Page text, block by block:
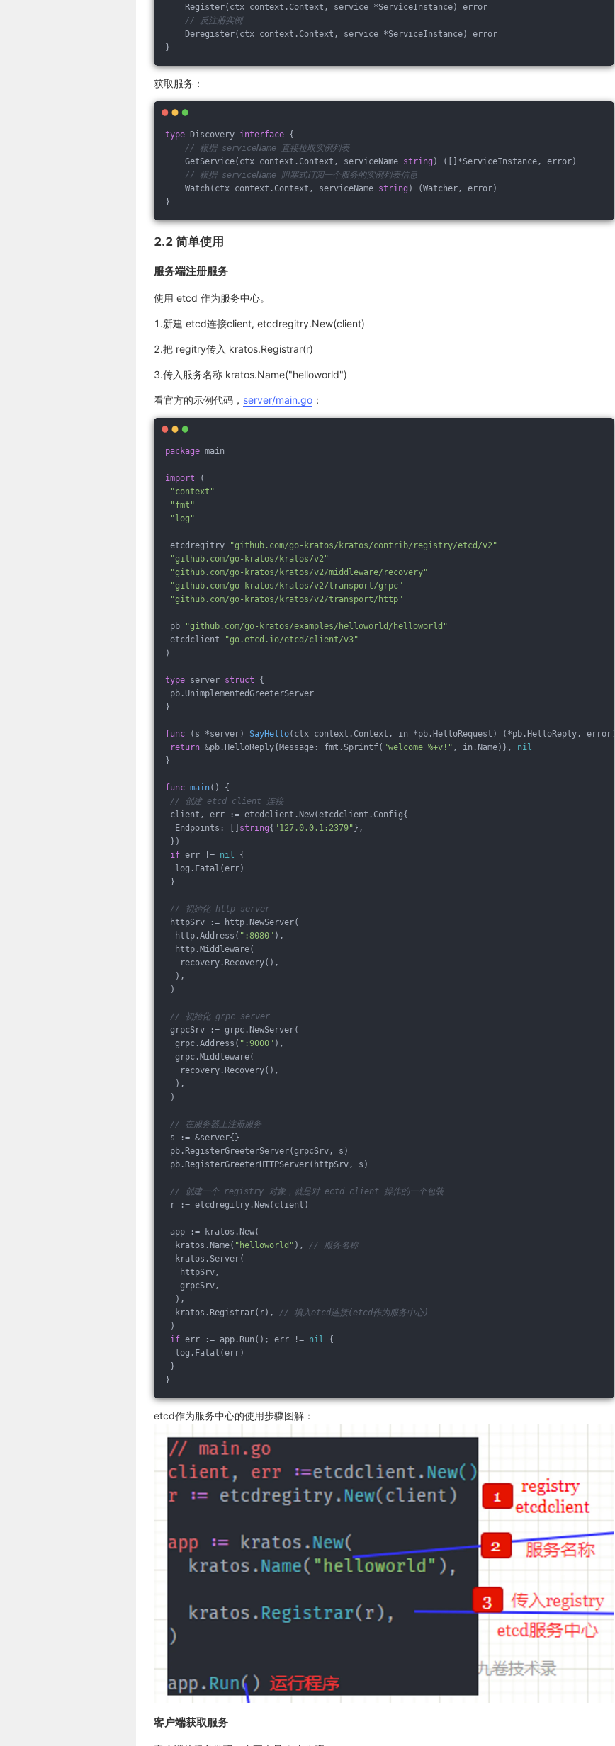
Register(ctx context.Context, service *ServiceInstance) error
// 反注册实例
Deregister(ctx context.Context, service *ServiceInstance) error
}
获取服务：
type Discovery interface {
// 根据 serviceName 直接拉取实例列表
GetService(ctx context.Context, serviceName string ) ([]*ServiceInstance, error)
// 根据 serviceName 阻塞式订阅一个服务的实例列表信息
Watch(ctx context.Context, serviceName string ) (Watcher, error)
}
2.2 简单使用
服务端注册服务
使用 etcd 作为服务中心。
1.新建 etcd连接client, etcdregitry.New(client)
2.把 regitry传入 kratos.Registrar(r)
3.传入服务名称 kratos.Name("helloworld")
看官方的示例代码， server/main.go ：
package main
import (
"context"
"fmt"
"log"
etcdregitry
"github.com/go-kratos/kratos/contrib/registry/etcd/v2"
"github.com/go-kratos/kratos/v2"
"github.com/go-kratos/kratos/v2/middleware/recovery"
"github.com/go-kratos/kratos/v2/transport/grpc"
"github.com/go-kratos/kratos/v2/transport/http"
pb
"github.com/go-kratos/examples/helloworld/helloworld"
etcdclient
"go.etcd.io/etcd/client/v3"
)
type server struct {
pb.UnimplementedGreeterServer
}
func (s *server) SayHello(ctx context.Context, in *pb.HelloRequest) (*pb.HelloReply, error)
return &pb.HelloReply{Message: fmt.Sprintf( "welcome %+v!" , in.Name)}, nil
}
func main()
{
// 创建 etcd client 连接
client, err := etcdclient.New(etcdclient.Config{
Endpoints: [] string{ "127.0.0.1:2379" },
})
if err != nil {
log.Fatal(err)
}
// 初始化 http server
httpSrv := http.NewServer(
http.Address( ":8080" ),
http.Middleware(
recovery.Recovery(),
),
)
// 初始化 grpc server
grpcSrv := grpc.NewServer(
grpc.Address( ":9000" ),
grpc.Middleware(
recovery.Recovery(),
),
)
// 在服务器上注册服务
s := &server{}
pb.RegisterGreeterServer(grpcSrv, s)
pb.RegisterGreeterHTTPServer(httpSrv, s)
// 创建一个 registry 对象，就是对 ectd client 操作的一个包装
r := etcdregitry.New(client)
app := kratos.New(
kratos.Name( "helloworld" ), // 服务名称
kratos.Server(
httpSrv,
grpcSrv,
),
kratos.Registrar(r), // 填入etcd连接(etcd作为服务中心)
)
if err := app.Run(); err != nil {
log.Fatal(err)
}
}
etcd作为服务中心的使用步骤图解：
客户端获取服务